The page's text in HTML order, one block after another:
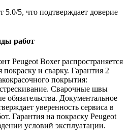
5.0/5, что подтверждает доверие
работ
Peugeot Boxer распространяется
и сварку. Гарантия 2
покрытия:
Сварочные швы
обязательства. Документальное
уверенность сервиса в
Гарантия на покраску Peugeot
условий эксплуатации.